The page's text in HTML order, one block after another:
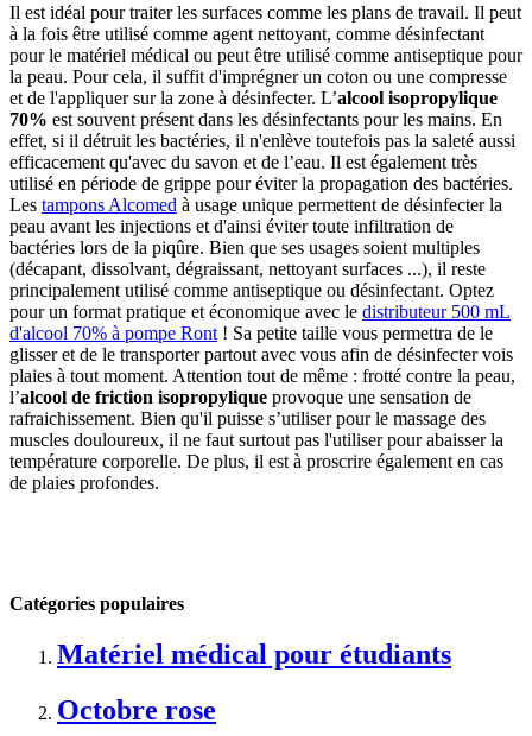
Il est idéal pour traiter les surfaces comme les plans de travail. Il peut
à la fois être utilisé comme agent nettoyant, comme désinfectant
pour le matériel médical ou peut être utilisé comme antiseptique pour
la peau. Pour cela, il suffit d'imprégner un coton ou une compresse
et de l'appliquer sur la zone à désinfecter. L’alcool isopropylique
70% est souvent présent dans les désinfectants pour les mains. En
effet, si il détruit les bactéries, il n'enlève toutefois pas la saleté aussi
efficacement qu'avec du savon et de l’eau. Il est également très
utilisé en période de grippe pour éviter la propagation des bactéries.
Les tampons Alcomed à usage unique permettent de désinfecter la
peau avant les injections et d'ainsi éviter toute infiltration de
bactéries lors de la piqûre. Bien que ses usages soient multiples
(décapant, dissolvant, dégraissant, nettoyant surfaces ...), il reste
principalement utilisé comme antiseptique ou désinfectant. Optez
pour un format pratique et économique avec le distributeur 500 mL
d'alcool 70% à pompe Ront ! Sa petite taille vous permettra de le
glisser et de le transporter partout avec vous afin de désinfecter vois
plaies à tout moment. Attention tout de même : frotté contre la peau,
l’alcool de friction isopropylique provoque une sensation de
rafraichissement. Bien qu'il puisse s’utiliser pour le massage des
muscles douloureux, il ne faut surtout pas l'utiliser pour abaisser la
température corporelle. De plus, il est à proscrire également en cas
de plaies profondes.
Catégories populaires
Matériel médical pour étudiants
Octobre rose